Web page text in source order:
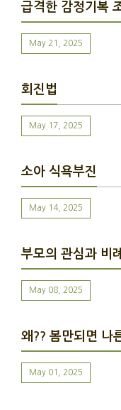
급격한 감정기복
May 21, 2025
회진법
May 17, 2025
소아 식욕부진
May 14, 2025
부모의 관심과 비
May 08, 2025
왜?? 봄만되면 나
May 01, 2025